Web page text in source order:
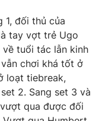
không có sự chấp
khi phát hành lại
1, đối thủ của
tay vợt trẻ Ugo
về tuổi tác lẫn kinh
chơi khá tốt ở
loạt tiebreak,
2. Sang set 3 và
qua được đối